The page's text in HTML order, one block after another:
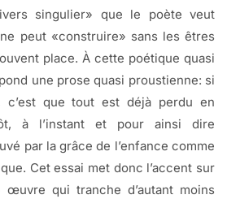
singulier» que le poète veut
peut «construire» sans les êtres
place. À cette poétique quasi
une prose quasi proustienne: si
c’est que tout est déjà perdu en
à l’instant et pour ainsi dire
par la grâce de l’enfance comme
Cet essai met donc l’accent sur
œuvre qui tranche d’autant moins